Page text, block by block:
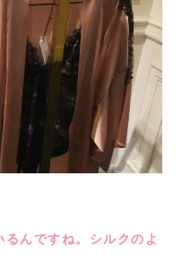
んですね。シルクのよ